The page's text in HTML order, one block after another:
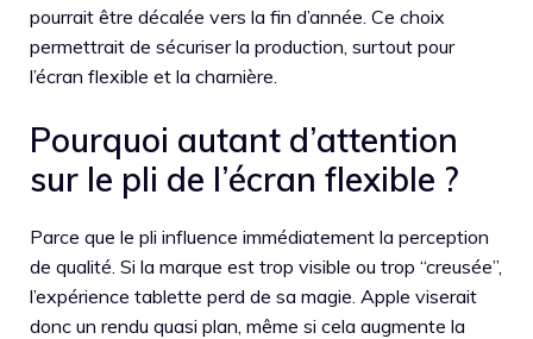
pourrait être décalée vers la fin d’année. Ce choix
permettrait de sécuriser la production, surtout pour
l’écran flexible et la charnière.
Pourquoi autant d’attention
sur le pli de l’écran flexible ?
Parce que le pli influence immédiatement la perception
de qualité. Si la marque est trop visible ou trop “creusée”,
l’expérience tablette perd de sa magie. Apple viserait
donc un rendu quasi plan, même si cela augmente la